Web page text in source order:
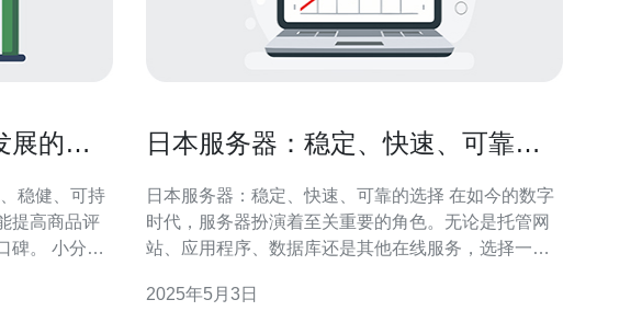
展的亚
稳健、可持
提高商品评
碑。 小分
法规；3）
日本服务器：稳定、快速、可靠的
日本服务器：稳定、快速、可靠的选择 在如今的数字
时代，服务器扮演着至关重要的角色。无论是托管网
站、应用程序、数据库还是其他在线服务，选择一个
达的国家之一，日本的服务器提供商在这方面表现出
2025年5月3日